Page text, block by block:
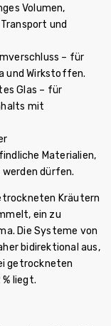
Volumen,
und
– für
und Wirkstoffen.
Glas – für
mit
Materialien,
dürfen.
Kräutern
ein zu
Die Systeme von
bidirektional aus,
getrockneten
liegt.